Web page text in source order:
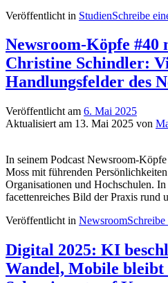
Veröffentlicht in StudienSchreibe
Newsroom-Köpfe
Christine Schindler:
Handlungsfelder des
Veröffentlicht am 6. Mai 2025
Aktualisiert am 13. Mai 2025 von
In seinem Podcast Newsroom-
Moss mit führenden
Organisationen und Hochschulen.
facettenreiches Bild der Praxis rund
Veröffentlicht in Newsroom
Digital 2025: KI
Wandel, Mobile bleibt